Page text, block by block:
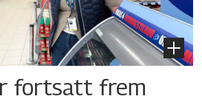
fortsatt frem